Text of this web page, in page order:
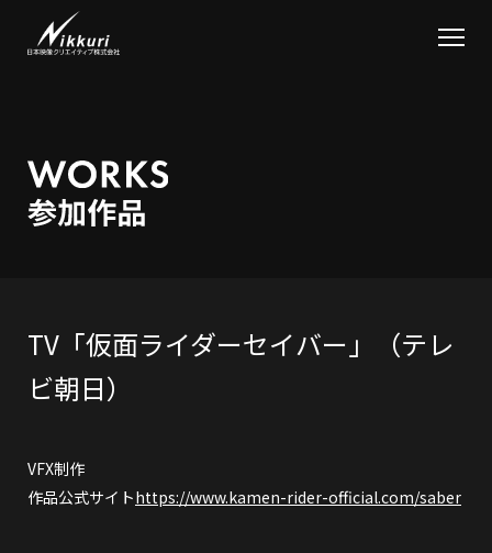
TV「仮面ライダーセイバー」（テレ
ビ朝日）
VFX制作
作品公式サイトhttps://www.kamen-rider-official.com/saber